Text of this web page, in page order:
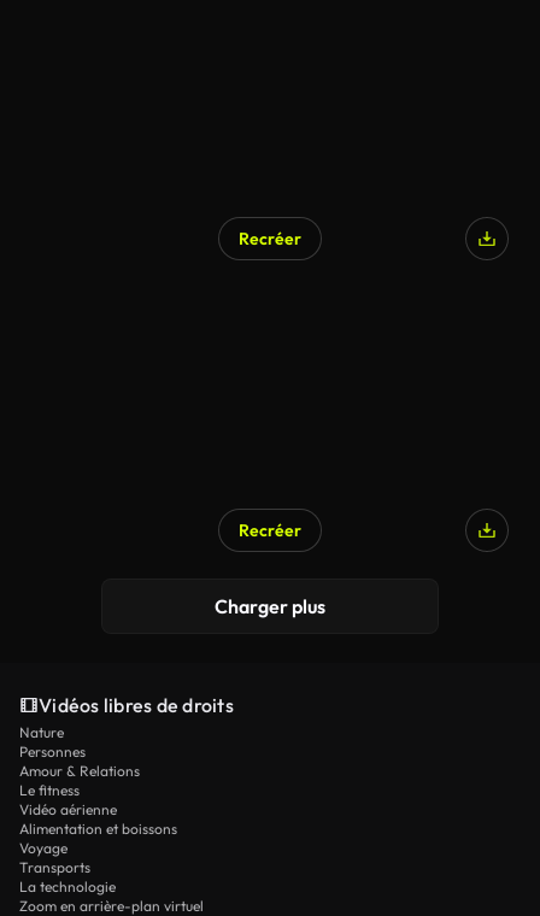
Recréer
Recréer
Charger plus
Vidéos libres de droits
Nature
Personnes
Amour & Relations
Le fitness
Vidéo aérienne
Alimentation et boissons
Voyage
Transports
La technologie
Zoom en arrière-plan virtuel